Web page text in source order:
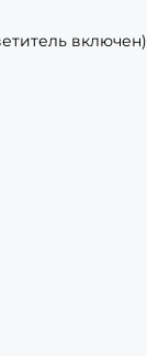
включен)